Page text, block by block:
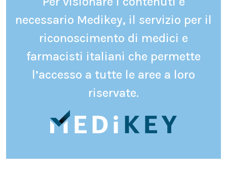
necessario Medikey, il servizio per il
riconoscimento di medici e
farmacisti italiani che permette
l’accesso a tutte le aree a loro
riservate.